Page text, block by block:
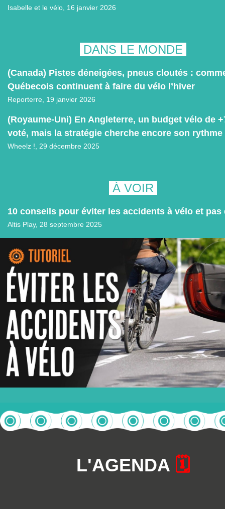
Isabelle et le vélo, 16 janvier 2026
DANS LE MONDE
(Canada) Pistes déneigées, pneus cloutés :
Québecois continuent à faire du vélo l’hiver
Reporterre, 19 janvier 2026
(Royaume-Uni) En Angleterre, un budget vélo de
voté, mais la stratégie cherche encore son rythme
Wheelz !, 29 décembre 2025
À VOIR
10 conseils pour éviter les accidents à vélo et pas
Altis Play, 28 septembre 2025
L'AGENDA 🗓️